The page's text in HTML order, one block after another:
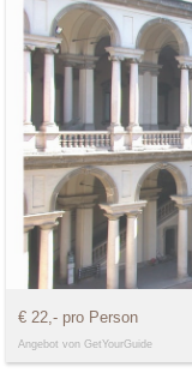
€ 22,- pro Person
Angebot von GetYourGuide